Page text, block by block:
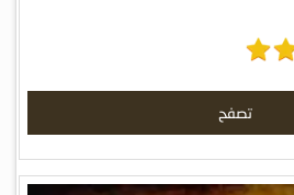
تصفح